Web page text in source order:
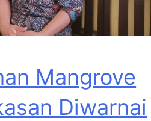
Mangrove
Diwarnai